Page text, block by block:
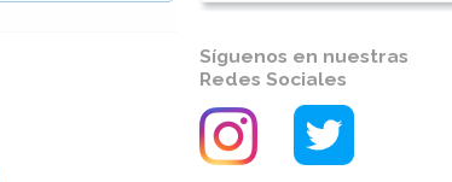
Síguenos en nuestras
Redes Sociales